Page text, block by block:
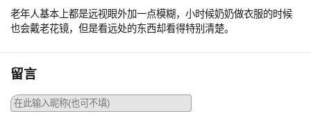
老年人基本上都是远视眼外加一点模糊，小时候奶奶做衣服的时候
也会戴老花镜，但是看远处的东西却看得特别清楚。
留言